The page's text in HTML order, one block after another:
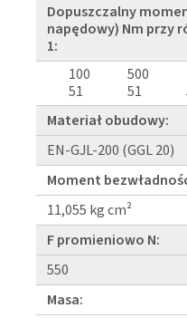
Dopuszczalny
napędowy) Nm przy
1:
100
51
500
51
Materiał obudowy:
EN-GJL-200 (GGL 20)
Moment
11,055 kg cm²
F promieniowo N:
550
Masa: